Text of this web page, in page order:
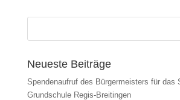
Neueste Beiträge
Spendenaufruf des Bürgermeisters für das
Grundschule Regis-Breitingen